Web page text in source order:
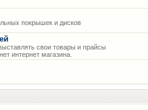
покрышек и дисков
свои товары и прайсы
интернет магазина.